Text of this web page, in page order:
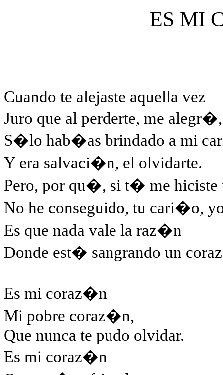
ES MI
Cuando te alejaste aquella vez
Juro que al perderte, me alegr�,
S�lo hab�as brindado a mi
Y era salvaci�n, el olvidarte.
Pero, por qu�, si t� me hiciste
No he conseguido, tu cari�o,
Es que nada vale la raz�n
Donde est� sangrando un
Es mi coraz�n
Mi pobre coraz�n,
Que nunca te pudo olvidar.
Es mi coraz�n